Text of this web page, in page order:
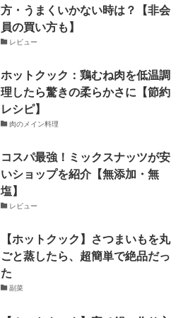
方・うまくいかない時は？【非会
員の買い方も】
レビュー
ホットクック：鶏むね肉を低温調
理したら驚きの柔らかさに【節約
レシピ】
肉のメイン料理
コスパ最強！ミックスナッツが安
いショップを紹介【無添加・無
塩】
レビュー
【ホットクック】さつまいもを丸
ごと蒸したら、超簡単で絶品だっ
た
副菜